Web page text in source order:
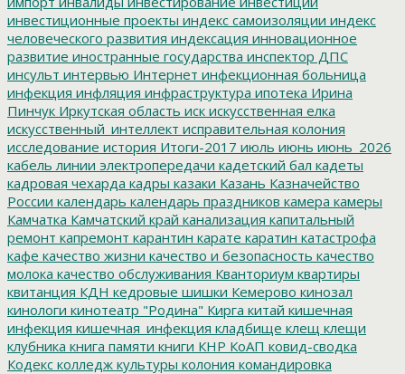
инвестиционные проекты индекс самоизоляции индекс
человеческого развития индексация инновационное
развитие иностранные государства инспектор ДПС
инсульт интервью Интернет инфекционная больница
инфекция инфляция инфраструктура ипотека Ирина
Пинчук Иркутская область иск искусственная елка
искусственный_интеллект исправительная колония
исследование история Итоги-2017 июль июнь июнь_2026
кабель линии электропередачи кадетский бал кадеты
кадровая чехарда кадры казаки Казань Казначейство
России календарь календарь праздников камера камеры
Камчатка Камчатский край канализация капитальный
ремонт капремонт карантин карате каратин катастрофа
кафе качество жизни качество и безопасность качество
молока качество обслуживания Кванториум квартиры
квитанция КДН кедровые шишки Кемерово кинозал
кинологи кинотеатр "Родина" Кирга китай кишечная
инфекция кишечная_инфекция кладбище клещ клещи
клубника книга памяти книги КНР КоАП ковид-сводка
Кодекс колледж культуры колония командировка